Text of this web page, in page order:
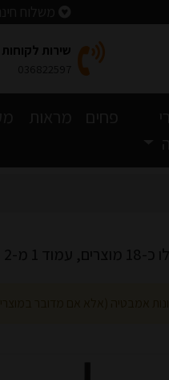
שירות לקוחות